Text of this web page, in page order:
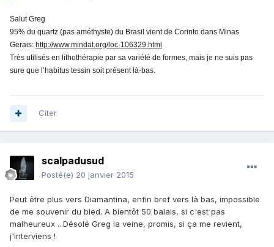
Salut Greg
95% du quartz (pas améthyste) du Brasil vient de Corinto dans Minas
Gerais: http://www.mindat.org/loc-106329.html
Très utilisés en lithothérapie par sa variété de formes, mais je ne suis pas
sure que l’habitus tessin soit présent là-bas.
Citer
scalpadusud
Posté(e) 20 janvier 2015
Peut être plus vers Diamantina, enfin bref vers là bas, impossible
de me souvenir du bled. A bientôt 50 balais, si c'est pas
malheureux ...Désolé Greg la veine, promis, si ça me revient,
j'interviens !